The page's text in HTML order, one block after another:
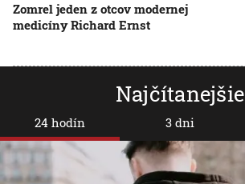
Zomrel jeden z otcov modernej
medicíny Richard Ernst
Najčítanejšie
24 hodín 3 dni